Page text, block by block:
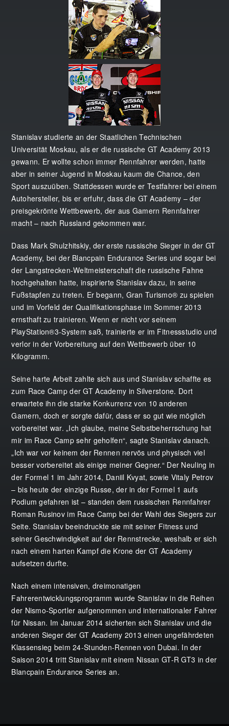
Stanislav studierte an der Staatlichen Technischen
Universität Moskau, als er die russische GT Academy 2013
gewann. Er wollte schon immer Rennfahrer werden, hatte
aber in seiner Jugend in Moskau kaum die Chance, den
Sport auszuüben. Stattdessen wurde er Testfahrer bei einem
Autohersteller, bis er erfuhr, dass die GT Academy – der
preisgekrönte Wettbewerb, der aus Gamern Rennfahrer
macht – nach Russland gekommen war.
Dass Mark Shulzhitskiy, der erste russische Sieger in der GT
Academy, bei der Blancpain Endurance Series und sogar bei
der Langstrecken-Weltmeisterschaft die russische Fahne
hochgehalten hatte, inspirierte Stanislav dazu, in seine
Fußstapfen zu treten. Er begann, Gran Turismo® zu spielen
und im Vorfeld der Qualifikationsphase im Sommer 2013
ernsthaft zu trainieren. Wenn er nicht vor seinem
PlayStation®3-System saß, trainierte er im Fitnessstudio und
verlor in der Vorbereitung auf den Wettbewerb über 10
Kilogramm.
Seine harte Arbeit zahlte sich aus und Stanislav schaffte es
zum Race Camp der GT Academy in Silverstone. Dort
erwartete ihn die starke Konkurrenz von 10 anderen
Gamern, doch er sorgte dafür, dass er so gut wie möglich
vorbereitet war. „Ich glaube, meine Selbstbeherrschung hat
mir im Race Camp sehr geholfen“, sagte Stanislav danach.
„Ich war vor keinem der Rennen nervös und physisch viel
besser vorbereitet als einige meiner Gegner.“ Der Neuling in
der Formel 1 im Jahr 2014, Daniil Kvyat, sowie Vitaly Petrov
– bis heute der einzige Russe, der in der Formel 1 aufs
Podium gefahren ist – standen dem russischen Rennfahrer
Roman Rusinov im Race Camp bei der Wahl des Siegers zur
Seite. Stanislav beeindruckte sie mit seiner Fitness und
seiner Geschwindigkeit auf der Rennstrecke, weshalb er sich
nach einem harten Kampf die Krone der GT Academy
aufsetzen durfte.
Nach einem intensiven, dreimonatigen
Fahrerentwicklungsprogramm wurde Stanislav in die Reihen
der Nismo-Sportler aufgenommen und internationaler Fahrer
für Nissan. Im Januar 2014 sicherten sich Stanislav und die
anderen Sieger der GT Academy 2013 einen ungefährdeten
Klassensieg beim 24-Stunden-Rennen von Dubai. In der
Saison 2014 tritt Stanislav mit einem Nissan GT-R GT3 in der
Blancpain Endurance Series an.